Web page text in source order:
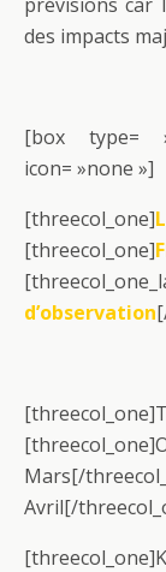
des impacts
[box type=
icon= »none »]
[threecol_one]
[threecol_one]
d’observation
Mars[/
Avril[/